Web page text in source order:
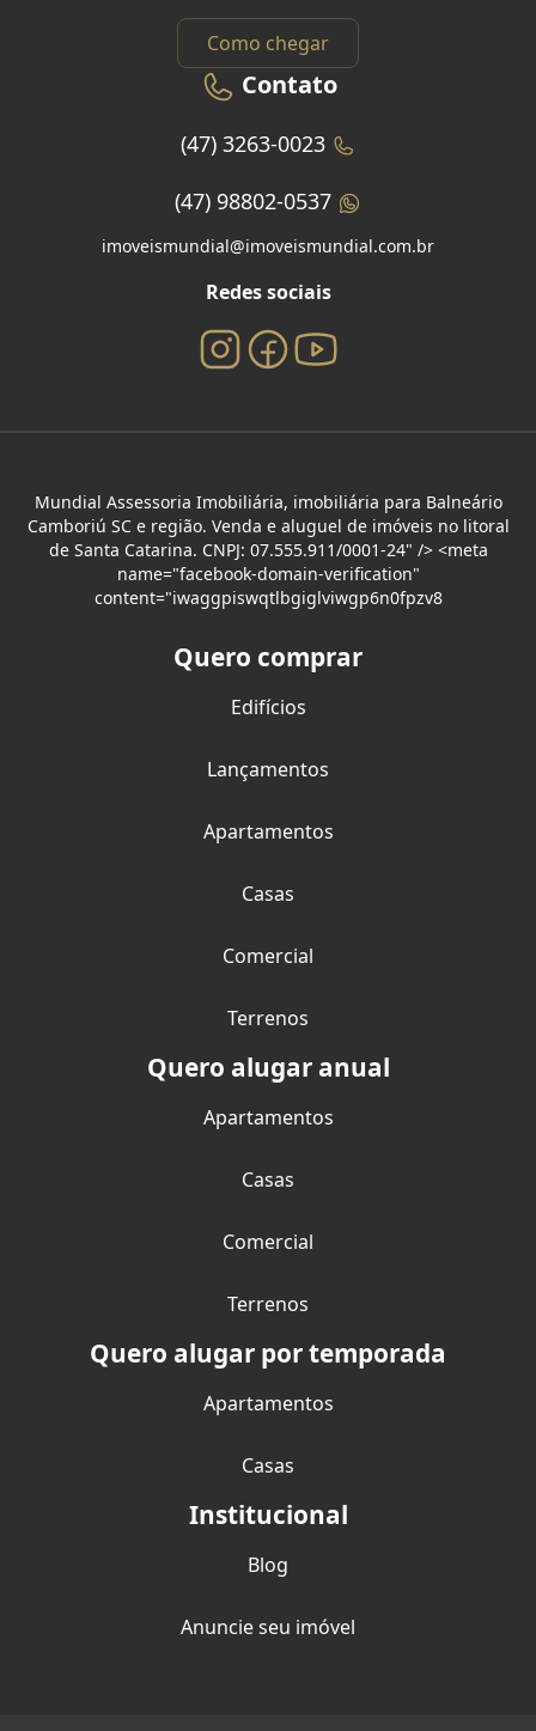
Como chegar
Contato
(47) 3263-0023
(47) 98802-0537
imoveismundial@imoveismundial.com.br
Redes sociais
Mundial Assessoria Imobiliária, imobiliária para Balneário
Camboriú SC e região. Venda e aluguel de imóveis no litoral
de Santa Catarina. CNPJ: 07.555.911/0001-24" /> <meta
name="facebook-domain-verification"
content="iwaggpiswqtlbgiglviwgp6n0fpzv8
Quero comprar
Edifícios
Lançamentos
Apartamentos
Casas
Comercial
Terrenos
Quero alugar anual
Apartamentos
Casas
Comercial
Terrenos
Quero alugar por temporada
Apartamentos
Casas
Institucional
Blog
Anuncie seu imóvel